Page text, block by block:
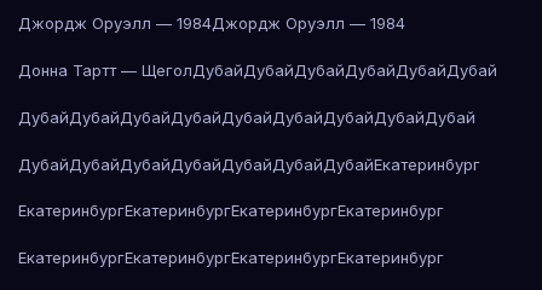
Джордж Оруэлл — 1984Джордж Оруэлл — 1984
Донна Тартт — ЩеголДубайДубайДубайДубайДубайДубай
ДубайДубайДубайДубайДубайДубайДубайДубайДубай
ДубайДубайДубайДубайДубайДубайДубайЕкатеринбург
ЕкатеринбургЕкатеринбургЕкатеринбургЕкатеринбург
ЕкатеринбургЕкатеринбургЕкатеринбургЕкатеринбург